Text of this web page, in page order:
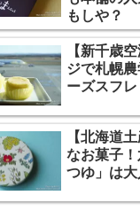
もしや？
【新千歳
ジで札幌
ーズスフレ
【北海道
なお菓子
つゆ」は